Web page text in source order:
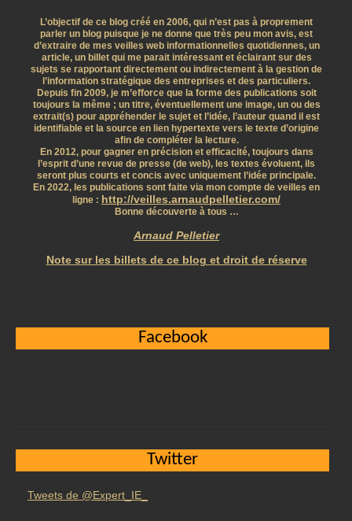
L’objectif de ce blog créé en 2006, qui n’est pas à proprement
parler un blog puisque je ne donne que très peu mon avis, est
d’extraire de mes veilles web informationnelles quotidiennes, un
article, un billet qui me parait intéressant et éclairant sur des
sujets se rapportant directement ou indirectement à la gestion de
l’information stratégique des entreprises et des particuliers.
Depuis fin 2009, je m’efforce que la forme des publications soit
toujours la même ; un titre, éventuellement une image, un ou des
extrait(s) pour appréhender le sujet et l’idée, l’auteur quand il est
identifiable et la source en lien hypertexte vers le texte d’origine
afin de compléter la lecture.
En 2012, pour gagner en précision et efficacité, toujours dans
l’esprit d’une revue de presse (de web), les textes évoluent, ils
seront plus courts et concis avec uniquement l’idée principale.
En 2022, les publications sont faite via mon compte de veilles en
ligne : http://veilles.arnaudpelletier.com/
Bonne découverte à tous …
Arnaud Pelletier
Note sur les billets de ce blog et droit de réserve
Facebook
Twitter
Tweets de @Expert_IE_